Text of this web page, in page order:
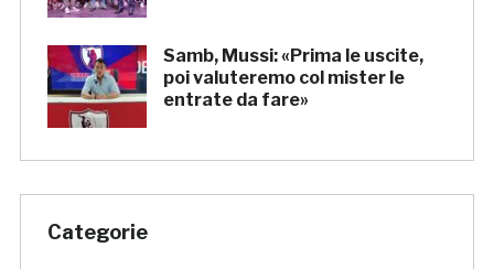
Samb, Mussi: «Prima le uscite,
poi valuteremo col mister le
entrate da fare»
Categorie